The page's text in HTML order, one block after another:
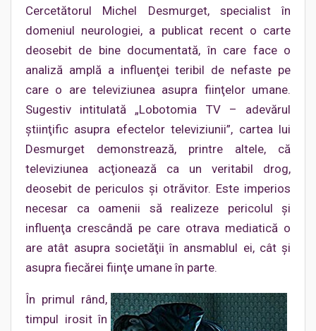
Cercetătorul Michel Desmurget, specialist în
domeniul neurologiei, a publicat recent o carte
deosebit de bine documentată, în care face o
analiză amplă a influenţei teribil de nefaste pe
care o are televiziunea asupra fiinţelor umane.
Sugestiv intitulată „Lobotomia TV – adevărul
ştiinţific asupra efectelor televiziunii”, cartea lui
Desmurget demonstrează, printre altele, că
televiziunea acţionează ca un veritabil drog,
deosebit de periculos şi otrăvitor. Este imperios
necesar ca oamenii să realizeze pericolul şi
influenţa crescândă pe care otrava mediatică o
are atât asupra societăţii în ansmablul ei, cât şi
asupra fiecărei fiinţe umane în parte.
În primul rând,
timpul irosit în